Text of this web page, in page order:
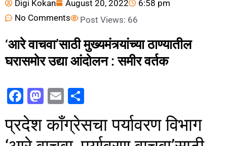
Digi Kokan August 20, 2022
6:58 pm
No Comments
Post Views: 66
‘आरे वाचवा’साठी मुख्यमंत्र्यांच्या ठाण्यातील
घरासमोर उद्या आंदोलन : समीर वर्तक
F
a
c
M
st
E
m
ai ar
प्रदेश काँग्रेसचा पर्यावरण विभाग